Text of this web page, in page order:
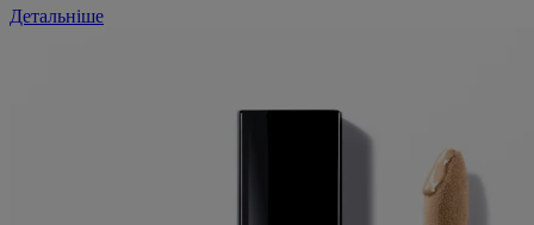
Детальніше